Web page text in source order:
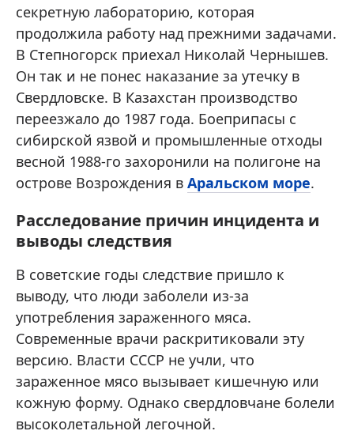
секретную лабораторию, которая
продолжила работу над прежними задачами.
В Степногорск приехал Николай Чернышев.
Он так и не понес наказание за утечку в
Свердловске. В Казахстан производство
переезжало до 1987 года. Боеприпасы с
сибирской язвой и промышленные отходы
весной 1988-го захоронили на полигоне на
острове Возрождения в Аральском море.
Расследование причин инцидента и
выводы следствия
В советские годы следствие пришло к
выводу, что люди заболели из-за
употребления зараженного мяса.
Современные врачи раскритиковали эту
версию. Власти СССР не учли, что
зараженное мясо вызывает кишечную или
кожную форму. Однако свердловчане болели
высоколетальной легочной.